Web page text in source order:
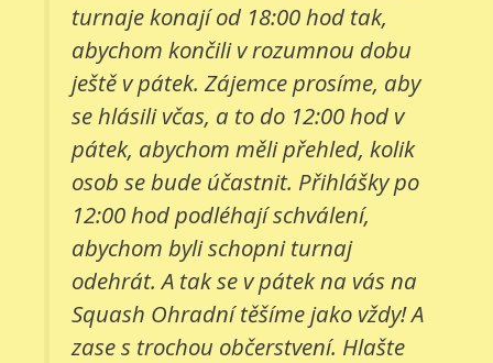
turnaje konají od 18:00 hod tak,
abychom končili v rozumnou dobu
ještě v pátek. Zájemce prosíme, aby
se hlásili včas, a to do 12:00 hod v
pátek, abychom měli přehled, kolik
osob se bude účastnit. Přihlášky po
12:00 hod podléhají schválení,
abychom byli schopni turnaj
odehrát. A tak se v pátek na vás na
Squash Ohradní těšíme jako vždy! A
zase s trochou občerstvení. Hlašte